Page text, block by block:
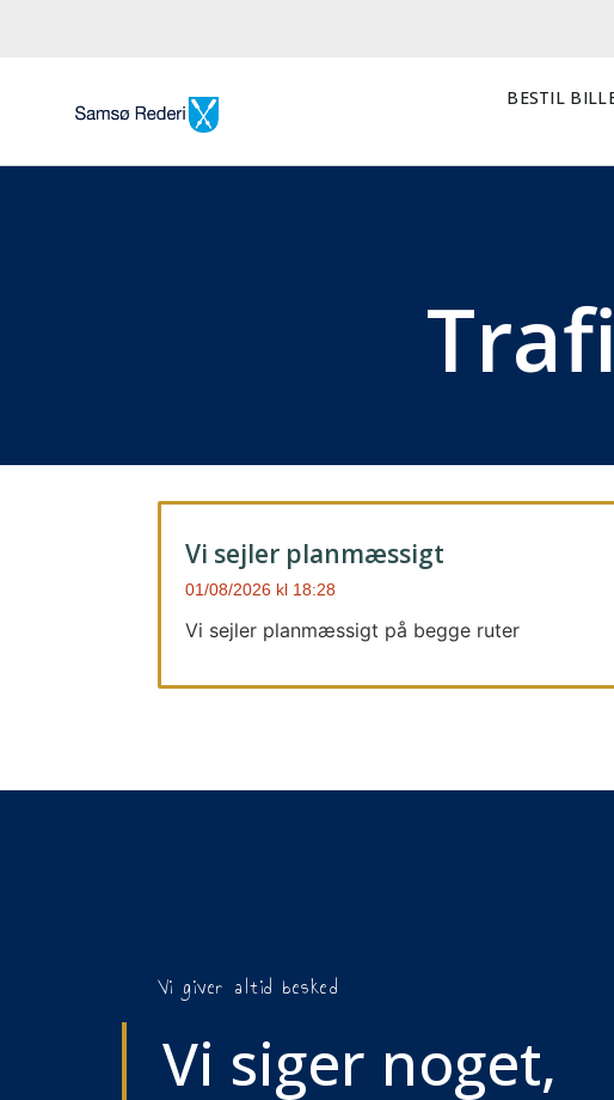
BESTIL
Vi sejler planmæssigt
01/08/2026 18:28
Vi sejler planmæssigt på begge ruter
Vi giver altid besked
Vi siger noget,